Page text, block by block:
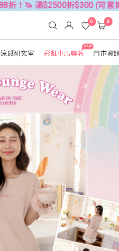
折$300 (可累折） 全
涼感研究室
NEW
彩虹小馬聯名 門市資
0 0